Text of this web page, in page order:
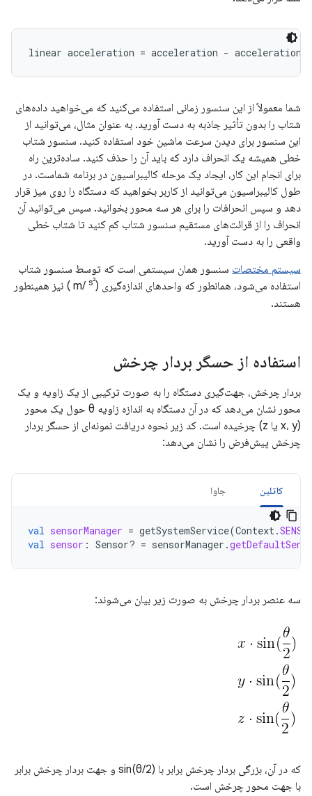
شما معمولاً از این سنسور زمانی استفاده می‌کنید که می‌خواهید داده‌های
شتاب را بدون تأثیر جاذبه به دست آورید. به عنوان مثال، می‌توانید از
این سنسور برای دیدن سرعت ماشین خود استفاده کنید. سنسور شتاب
خطی همیشه یک انحراف دارد که باید آن را حذف کنید. ساده‌ترین راه
برای انجام این کار، ایجاد یک مرحله کالیبراسیون در برنامه شماست. در
طول کالیبراسیون می‌توانید از کاربر بخواهید که دستگاه را روی میز قرار
دهد و سپس انحرافات را برای هر سه محور بخوانید. سپس می‌توانید آن
انحراف را از قرائت‌های مستقیم سنسور شتاب کم کنید تا شتاب خطی
واقعی را به دست آورید.
سیستم مختصات سنسور همان سیستمی است که توسط سنسور شتاب
استفاده می‌شود، همانطور که واحدهای اندازه‌گیری (m/s²
) نیز همینطور
هستند.
استفاده از حسگر بردار چرخش
بردار چرخش، جهت‌گیری دستگاه را به صورت ترکیبی از یک زاویه و یک
محور نشان می‌دهد که در آن دستگاه به اندازه زاویه θ حول یک محور
(x، y یا z) چرخیده است. کد زیر نحوه دریافت نمونه‌ای از حسگر بردار
چرخش پیش‌فرض را نشان می‌دهد:
کاتلین جاوا
val sensorManager = getSystemService(Context .
val sensor : Sensor? = sensorManager .
سه عنصر بردار چرخش به صورت زیر بیان می‌شوند:
که در آن، بزرگی بردار چرخش برابر با sin(θ/2) و جهت بردار چرخش برابر
با جهت محور چرخش است.